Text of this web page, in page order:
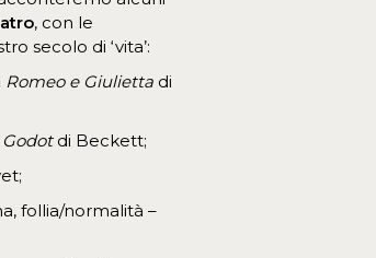
, con le
secolo di ‘vita’:
Romeo e Giulietta di
di Beckett;
follia/normalità –